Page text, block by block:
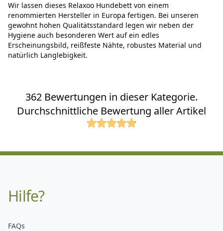
Wir lassen dieses Relaxoo Hundebett von einem
renommierten Hersteller in Europa fertigen. Bei unseren
gewohnt hohen Qualitätsstandard legen wir neben der
Hygiene auch besonderen Wert auf ein edles
Erscheinungsbild, reißfeste Nähte, robustes Material und
natürlich Langlebigkeit.
362 Bewertungen in dieser Kategorie.
Durchschnittliche Bewertung aller Artikel
Hilfe?
FAQs